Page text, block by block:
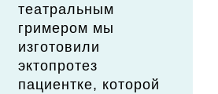
театральным
гримером мы
изготовили
эктопротез
пациентке, которой